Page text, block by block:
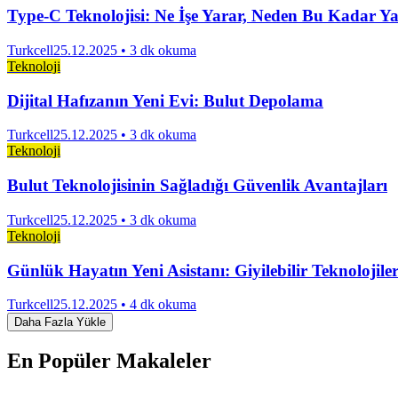
Type-C Teknolojisi: Ne İşe Yarar, Neden Bu Kadar
Turkcell25.12.2025 • 3 dk okuma
Teknoloji
Dijital Hafızanın Yeni Evi: Bulut Depolama
Turkcell25.12.2025 • 3 dk okuma
Teknoloji
Bulut Teknolojisinin Sağladığı Güvenlik Avantajları
Turkcell25.12.2025 • 3 dk okuma
Teknoloji
Günlük Hayatın Yeni Asistanı: Giyilebilir Teknolojiler
Turkcell25.12.2025 • 4 dk okuma
Daha Fazla Yükle
En Popüler Makaleler